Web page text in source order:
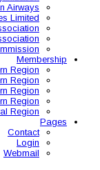
African
African Business
African Civil